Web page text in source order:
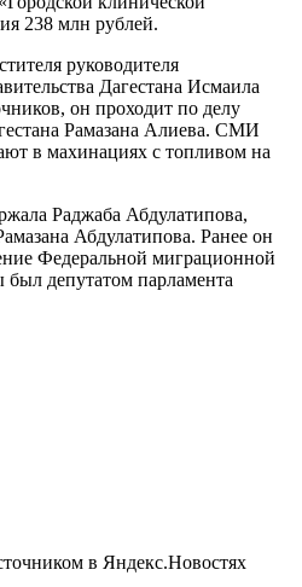
238 млн рублей.
руководителя
Дагестана Исмаила
он проходит по делу
Рамазана Алиева. СМИ
в махинациях с топливом на
Раджаба Абдулатипова,
Абдулатипова. Ранее он
Федеральной миграционной
депутатом парламента
в Яндекс.Новостях